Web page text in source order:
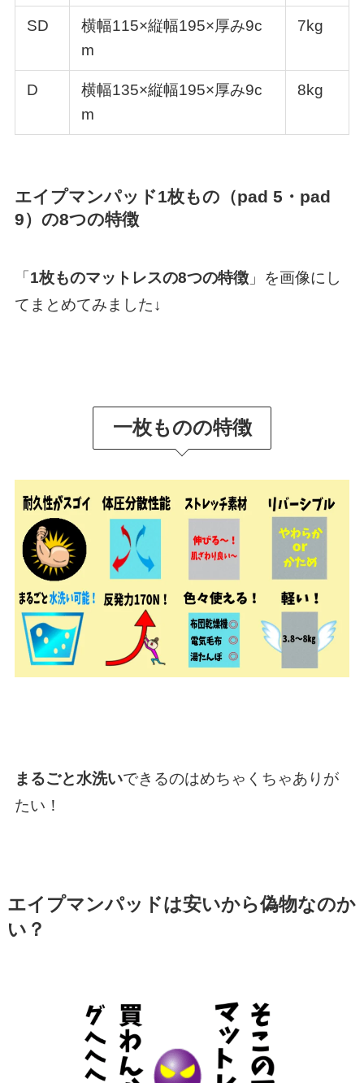
SD
横幅115×縦幅195×厚み9c
m
7kg
D
横幅135×縦幅195×厚み9c
m
8kg
エイプマンパッド1枚もの（pad 5・pad
9） の8つの特徴
「 1枚ものマットレスの8つの特徴」を画像にし
てまとめてみました↓
一枚ものの特徴
まるごと水洗いできるのはめちゃくちゃありが
たい！
エイプマンパッドは安いから偽物なのか
い？